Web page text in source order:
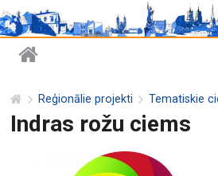
Reģionālie projekti Tematiskie
Indras rožu ciems